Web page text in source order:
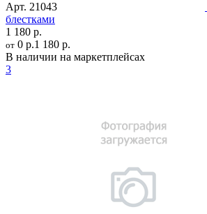
Арт. 21043
блестками
1 180 р.
от 0 р.1 180 р.
В наличии на маркетплейсах
3